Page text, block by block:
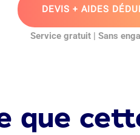
DEVIS + AIDES
Service gratuit | Sans
que